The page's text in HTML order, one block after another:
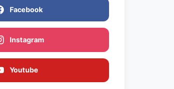
Facebook
Instagram
Youtube